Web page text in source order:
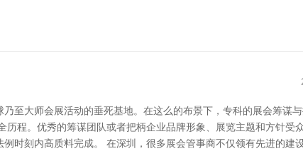
至大师会展活动的垂死基地。在这么的布景下，专科的展会筹谋
程。优秀的筹谋团队或者把柄企业品牌形象、展览主题和方针受
时刻内高质料完成。 在深圳，很多展会管事商不仅领有先进的建